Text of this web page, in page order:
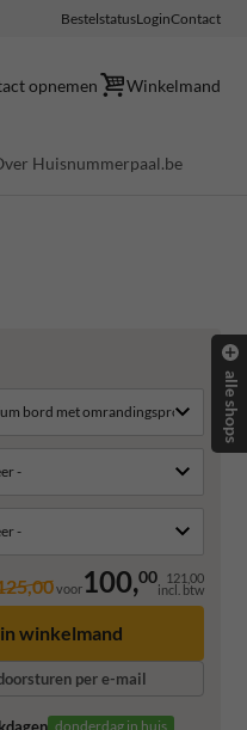
BestelstatusLoginContact
opnemen Winkelmand
Huisnummerpaal.be
voor100,00 121,00
incl. btw
winkelmand
per e-mail
donderdag in huis
alle shops